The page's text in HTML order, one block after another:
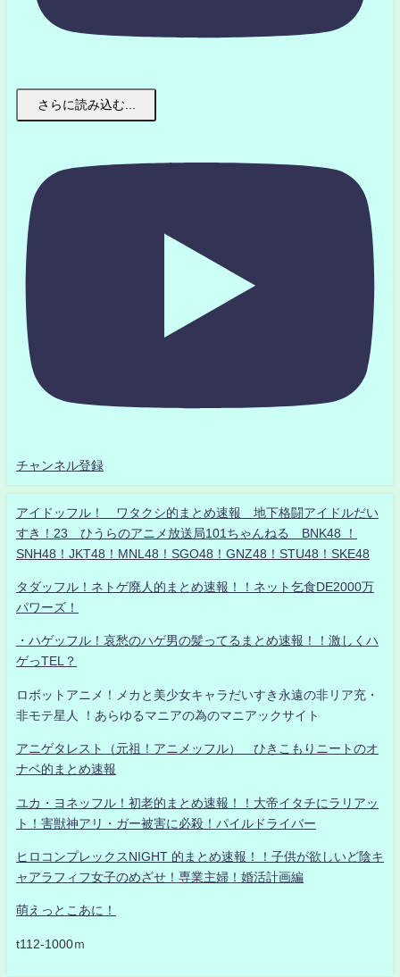
さらに読み込む...
チャンネル登録
アイドッフル！ ワタクシ的まとめ速報 地下格闘アイドルだい
すき！23 ひうらのアニメ放送局101ちゃんねる BNK48 ！
SNH48！JKT48！MNL48！SGO48！GNZ48！STU48！SKE48
タダッフル！ネトゲ廃人的まとめ速報！！ネット乞食DE2000万
パワーズ！
・ハゲッフル！哀愁のハゲ男の髪ってるまとめ速報！！激しくハ
ゲっTEL？
ロボットアニメ！メカと美少女キャラだいすき永遠の非リア充・
非モテ星人 ！あらゆるマニアの為のマニアックサイト
アニゲタレスト（元祖！アニメッフル） ひきこもりニートのオ
ナベ的まとめ速報
ユカ・ヨネッフル！初老的まとめ速報！！大帝イタチにラリアッ
ト！害獣神アリ・ガー被害に必殺！パイルドライバー
ヒロコンプレックスNIGHT 的まとめ速報！！子供が欲しいど陰キ
ャアラフィフ女子のめざせ！専業主婦！婚活計画編
萌えっとこあに！
t112-1000ｍ